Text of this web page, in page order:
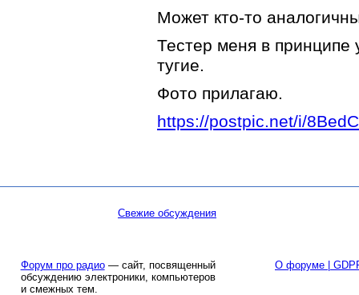
Может кто-то
Тестер меня в принципе
тугие.
Фото прилагаю.
https://postpic.net/i/8BedC
Свежие обсуждения
Форум про радио— сайт, посвященный
обсуждению электроники, компьютеров
и смежных тем.
О форуме |